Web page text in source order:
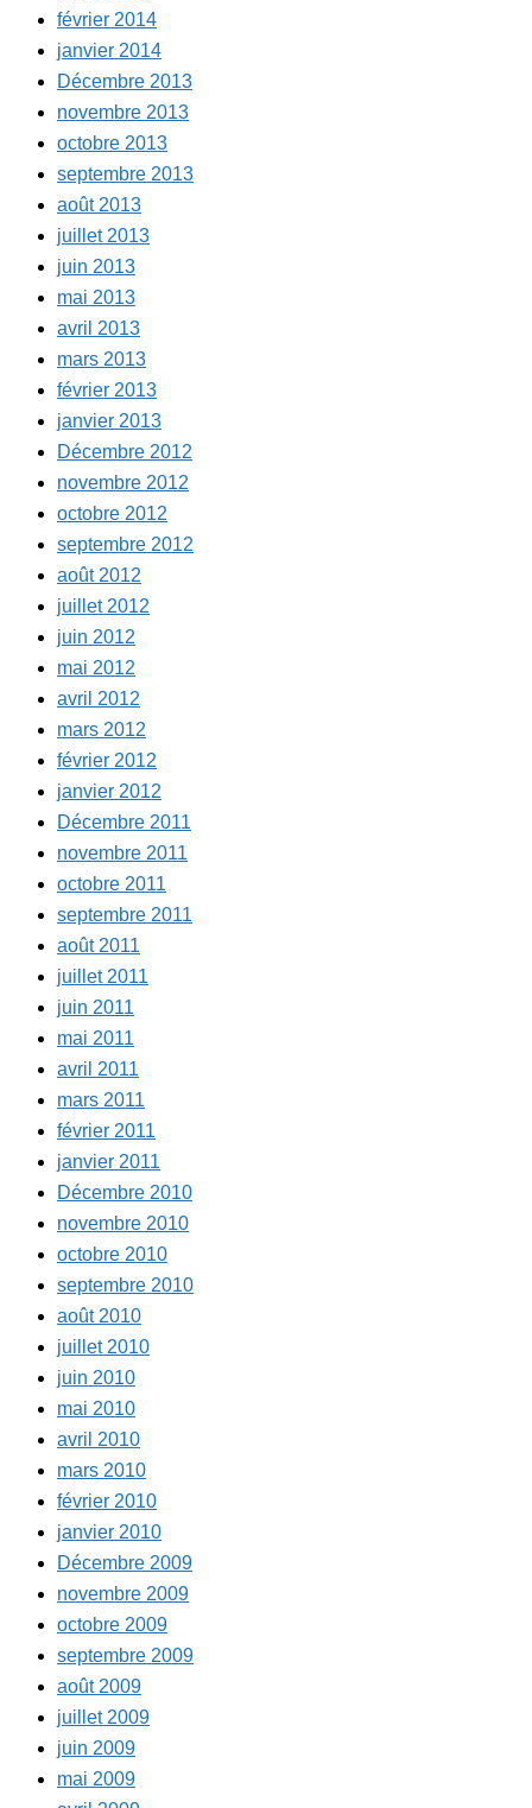
février 2014
janvier 2014
Décembre 2013
novembre 2013
octobre 2013
septembre 2013
août 2013
juillet 2013
juin 2013
mai 2013
avril 2013
mars 2013
février 2013
janvier 2013
Décembre 2012
novembre 2012
octobre 2012
septembre 2012
août 2012
juillet 2012
juin 2012
mai 2012
avril 2012
mars 2012
février 2012
janvier 2012
Décembre 2011
novembre 2011
octobre 2011
septembre 2011
août 2011
juillet 2011
juin 2011
mai 2011
avril 2011
mars 2011
février 2011
janvier 2011
Décembre 2010
novembre 2010
octobre 2010
septembre 2010
août 2010
juillet 2010
juin 2010
mai 2010
avril 2010
mars 2010
février 2010
janvier 2010
Décembre 2009
novembre 2009
octobre 2009
septembre 2009
août 2009
juillet 2009
juin 2009
mai 2009